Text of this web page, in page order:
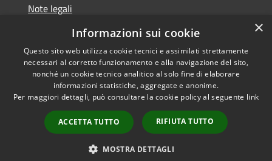
Note legali
Dichiarazione di accessibilità
Accessibilità
Copyright © 2026 • Comune di
Nocciano • Powered by
Municipium•
Accesso
redazione
×
Informazioni sui cookie
Questo sito web utilizza cookie tecnici e assimilati strettamente
necessari al corretto funzionamento e alla navigazione del sito,
nonché un cookie tecnico analitico al solo fine di elaborare
informazioni statistiche, aggregate e anonime.
Per maggiori dettagli, può consultare la cookie policy al seguente link
ACCETTA TUTTO RIFIUTA TUTTO
MOSTRA DETTAGLI